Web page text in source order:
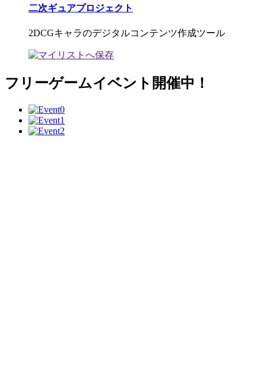
二次ギュアプロジェクト
2DCGキャラのデジタルコンテンツ作成ツール
フリーゲームイベント開催中！